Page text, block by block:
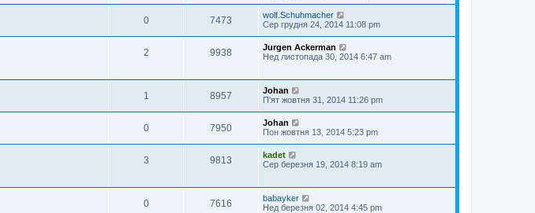
0 7473
wolf.Schuhmacher
Сер грудня 24, 2014 11:08 pm
2 9938
Jurgen Ackerman
Нед листопада 30, 2014 6:47 am
1 8957
Johan
П'ят жовтня 31, 2014 11:26 pm
0 7950
Johan
Пон жовтня 13, 2014 5:23 pm
3 9813
kadet
Сер березня 19, 2014 8:19 am
0 7616
babayker
Нед березня 02, 2014 4:45 pm